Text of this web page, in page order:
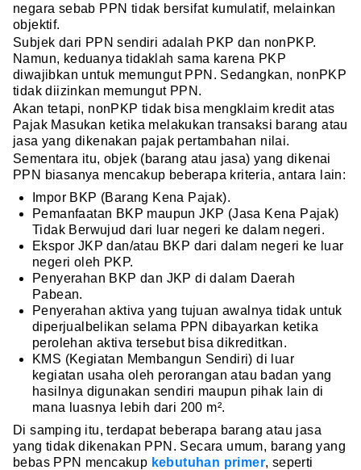
negara sebab PPN tidak bersifat kumulatif, melainkan
objektif.
Subjek dari PPN sendiri adalah PKP dan nonPKP.
Namun, keduanya tidaklah sama karena PKP
diwajibkan untuk memungut PPN. Sedangkan, nonPKP
tidak diizinkan memungut PPN.
Akan tetapi, nonPKP tidak bisa mengklaim kredit atas
Pajak Masukan ketika melakukan transaksi barang atau
jasa yang dikenakan pajak pertambahan nilai.
Sementara itu, objek (barang atau jasa) yang dikenai
PPN biasanya mencakup beberapa kriteria, antara lain:
Impor BKP (Barang Kena Pajak).
Pemanfaatan BKP maupun JKP (Jasa Kena Pajak)
Tidak Berwujud dari luar negeri ke dalam negeri.
Ekspor JKP dan/atau BKP dari dalam negeri ke luar
negeri oleh PKP.
Penyerahan BKP dan JKP di dalam Daerah
Pabean.
Penyerahan aktiva yang tujuan awalnya tidak untuk
diperjualbelikan selama PPN dibayarkan ketika
perolehan aktiva tersebut bisa dikreditkan.
KMS (Kegiatan Membangun Sendiri) di luar
kegiatan usaha oleh perorangan atau badan yang
hasilnya digunakan sendiri maupun pihak lain di
mana luasnya lebih dari 200 m².
Di samping itu, terdapat beberapa barang atau jasa
yang tidak dikenakan PPN. Secara umum, barang yang
bebas PPN mencakup kebutuhan primer, seperti